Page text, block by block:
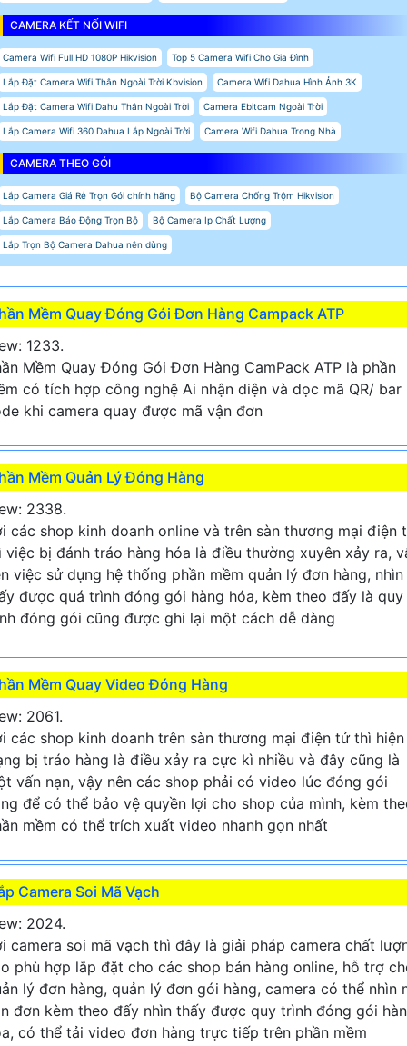
CAMERA KẾT NỐI WIFI
Camera Wifi Full HD 1080P Hikvision Top 5 Camera Wifi Cho Gia Đình
Lắp Đặt Camera Wifi Thân Ngoài Trời Kbvision Camera Wifi Dahua Hình Ảnh 3K
Lắp Đặt Camera Wifi Dahu Thân Ngoài Trời Camera Ebitcam Ngoài Trời
Lắp Camera Wifi 360 Dahua Lắp Ngoài Trời Camera Wifi Dahua Trong Nhà
CAMERA THEO GÓI
Lắp Camera Giá Rẻ Trọn Gói chính hãng Bộ Camera Chống Trộm Hikvision
Lắp Camera Báo Động Trọn Bộ Bộ Camera Ip Chất Lượng
Lắp Trọn Bộ Camera Dahua nên dùng
Mềm Quay Đóng Gói Đơn Hàng Campack ATP
1233.
Mềm Quay Đóng Gói Đơn Hàng CamPack ATP là phần
có tích hợp công nghệ Ai nhận diện và dọc mã QR/ bar
khi camera quay được mã vận đơn
Mềm Quản Lý Đóng Hàng
2338.
các shop kinh doanh online và trên sàn thương mại điện
việc bị đánh tráo hàng hóa là điều thường xuyên xảy ra,
việc sử dụng hệ thống phần mềm quản lý đơn hàng, nhìn
được quá trình đóng gói hàng hóa, kèm theo đấy là quy
đóng gói cũng được ghi lại một cách dễ dàng
Mềm Quay Video Đóng Hàng
2061.
các shop kinh doanh trên sàn thương mại điện tử thì hiện
bị tráo hàng là điều xảy ra cực kì nhiều và đây cũng là
vấn nạn, vậy nên các shop phải có video lúc đóng gói
để có thể bảo vệ quyền lợi cho shop của mình, kèm
mềm có thể trích xuất video nhanh gọn nhất
Camera Soi Mã Vạch
2024.
camera soi mã vạch thì đây là giải pháp camera chất
phù hợp lắp đặt cho các shop bán hàng online, hỗ trợ
lý đơn hàng, quản lý đơn gói hàng, camera có thể nhìn
đơn kèm theo đấy nhìn thấy được quy trình đóng gói
có thể tải video đơn hàng trực tiếp trên phần mềm